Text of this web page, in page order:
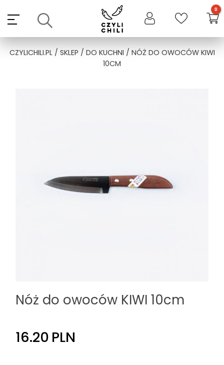
content
CZYLICHILI.PL/ SKLEP / DO KUCHNI / NÓŻ DO OWOCÓW KIWI
10CM
Nóż do owoców KIWI 10cm
16.20 PLN